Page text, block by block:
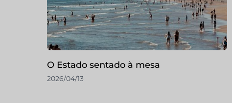
O Estado sentado à mesa
2026/04/13